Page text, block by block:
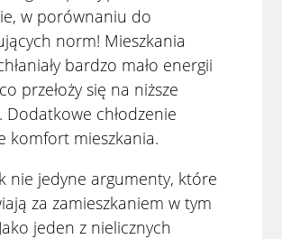
w porównaniu do
norm! Mieszkania
bardzo mało energii
przełoży się na niższe
Dodatkowe chłodzenie
komfort mieszkania.
nie jedyne argumenty, które
za zamieszkaniem w tym
jeden z nielicznych